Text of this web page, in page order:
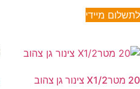
לתשלום מיידי
20 מטרX1/2 צינור גן צהוב